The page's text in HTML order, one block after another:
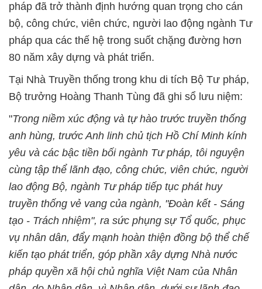
pháp đã trở thành định hướng quan trọng cho cán
bộ, công chức, viên chức, người lao động ngành Tư
pháp qua các thế hệ trong suốt chặng đường hơn
80 năm xây dựng và phát triển.
Tại Nhà Truyền thống trong khu di tích Bộ Tư pháp,
Bộ trưởng Hoàng Thanh Tùng đã ghi sổ lưu niệm:
"Trong niềm xúc động và tự hào trước truyền thống
anh hùng, trước Anh linh chủ tịch Hồ Chí Minh kính
yêu và các bậc tiền bối ngành Tư pháp, tôi nguyện
cùng tập thể lãnh đạo, công chức, viên chức, người
lao động Bộ, ngành Tư pháp tiếp tục phát huy
truyền thống vẻ vang của ngành, "Đoàn kết - Sáng
tạo - Trách nhiệm", ra sức phụng sự Tổ quốc, phục
vụ nhân dân, đẩy mạnh hoàn thiện đồng bộ thể chế
kiến tạo phát triển, góp phần xây dựng Nhà nước
pháp quyền xã hội chủ nghĩa Việt Nam của Nhân